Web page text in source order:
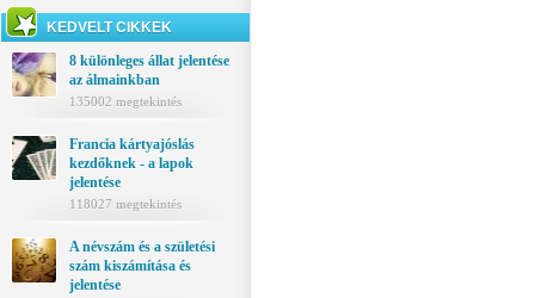
KEDVELT CIKKEK
8 különleges állat jelentése
az álmainkban
135002 megtekintés
Francia kártyajóslás
kezdőknek - a lapok
jelentése
118027 megtekintés
A névszám és a születési
szám kiszámítása és
jelentése